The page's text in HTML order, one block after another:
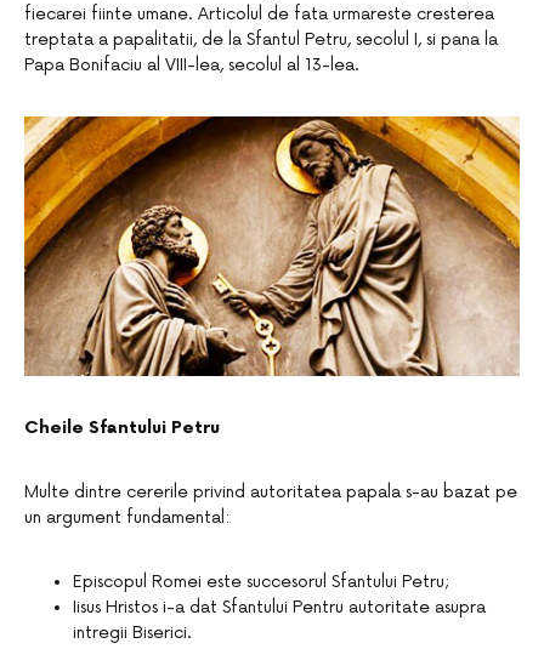
fiecarei fiinte umane. Articolul de fata urmareste cresterea
treptata a papalitatii, de la Sfantul Petru, secolul I, si pana la
Papa Bonifaciu al VIII-lea, secolul al 13-lea.
Cheile Sfantului Petru
Multe dintre cererile privind autoritatea papala s-au bazat pe
un argument fundamental:
Episcopul Romei este succesorul Sfantului Petru;
Iisus Hristos i-a dat Sfantului Pentru autoritate asupra
intregii Biserici.